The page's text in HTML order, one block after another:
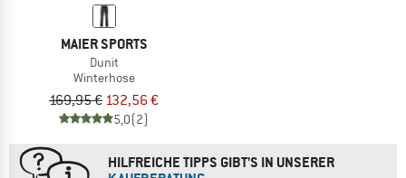
MAIER SPORTS
Dunit
Winterhose
169,95 € 132,56 €
5,0(2)
HILFREICHE TIPPS GIBT'S IN UNSERER